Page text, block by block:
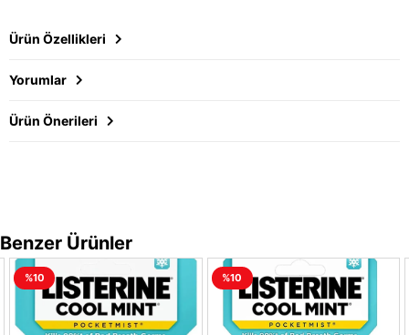
Ürün Özellikleri
Yorumlar
Ürün Önerileri
Benzer Ürünler
%10 %10